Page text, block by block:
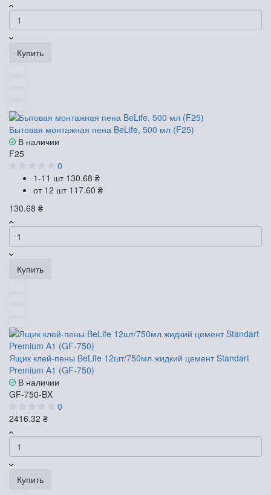
Купить
Бытовая монтажная пена BeLife, 500 мл (F25)
В наличии
F25
0
1-11 шт 130.68 ₴
от 12 шт 117.60 ₴
130.68 ₴
Купить
Ящик клей-пены BeLife 12шт/750мл жидкий цемент Standart
Premium A1 (GF-750)
В наличии
GF-750-BX
0
2416.32 ₴
Купить